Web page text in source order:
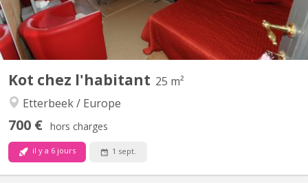
Kot chez l'habitant 25 m²
Etterbeek / Europe
700 € hors charges
il y a 6 jours 1 sept.